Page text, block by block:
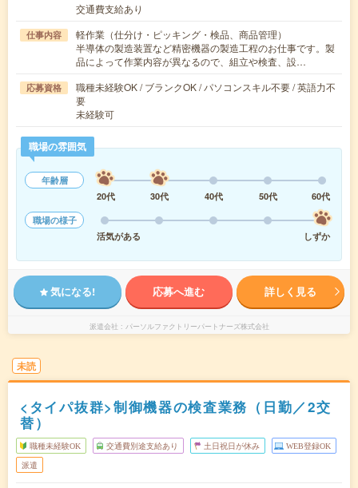
交通費支給あり
仕事内容
軽作業（仕分け・ピッキング・検品、商品管理）
半導体の製造装置など精密機器の製造工程のお仕事です。製
品によって作業内容が異なるので、組立や検査、設…
応募資格
職種未経験OK / ブランクOK / パソコンスキル不要 / 英語力不
要
未経験可
職場の雰囲気
年齢層
20代
30代 40代 50代
60代
職場の様子
活気がある
しずか
気になる! 応募へ進む 詳しく見る
派遣会社 パーソルファクトリーパートナーズ株式会社
未読
<タイパ抜群>制御機器の検査業務（日勤／2交
替）
職種未経験OK 交通費別途支給あり 土日祝日が休み WEB登録OK
派遣